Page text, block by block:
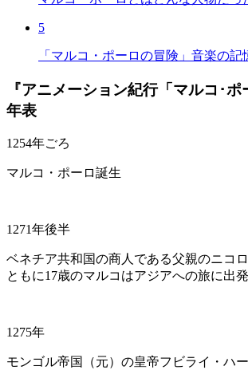
5
「マルコ・ポーロの冒険」音楽の記
『アニメーション紀行「マルコ･ポ
年表
1254年ごろ
マルコ・ポーロ誕生
1271年後半
ベネチア共和国の商人である父親のニコ
ともに17歳のマルコはアジアへの旅に出発
1275年
モンゴル帝国（元）の皇帝フビライ・ハ